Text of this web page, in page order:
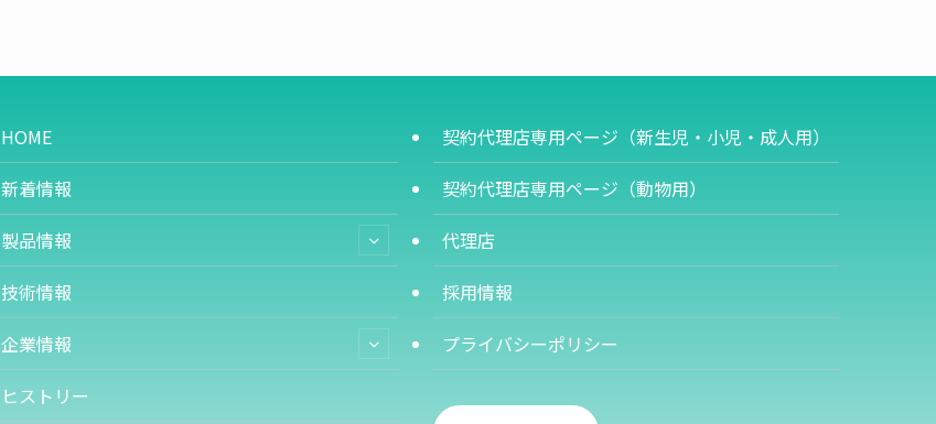
HOME
新着情報
製品情報
技術情報
企業情報
ヒストリー
契約代理店専用ページ（新生児・小児・成人用）
契約代理店専用ページ（動物用）
代理店
採用情報
プライバシーポリシー